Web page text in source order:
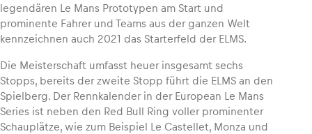
Fahrzeug
Alle anzeigen
legendären Le Mans Prototypen am Start und
prominente Fahrer und Teams aus der ganzen Welt
kennzeichnen auch 2021 das Starterfeld der ELMS.
Die Meisterschaft umfasst heuer insgesamt sechs
Stopps, bereits der zweite Stopp führt die ELMS an den
Spielberg. Der Rennkalender in der European Le Mans
Series ist neben den Red Bull Ring voller prominenter
Schauplätze, wie zum Beispiel Le Castellet, Monza und